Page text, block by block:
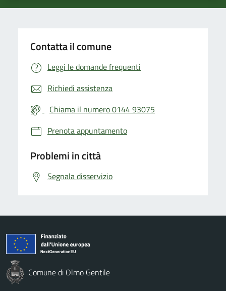
Contatta il comune
Leggi le domande frequenti
Richiedi assistenza
Chiama il numero 0144 93075
Prenota appuntamento
Problemi in città
Segnala disservizio
Comune di Olmo Gentile